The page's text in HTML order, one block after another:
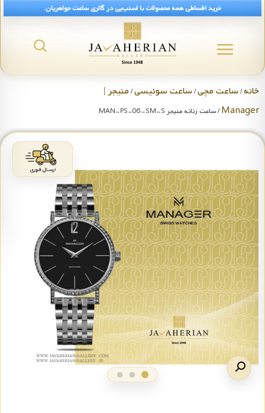
خرید اقساطی همه محصولات با اسنپ‌پی در گالری ساعت جواهریان.
خانه/ساعت مچی/ساعت سوئیسی/ منیجر |
Manager/ ساعت زنانه منیجر MAN-PS-06-SM-S